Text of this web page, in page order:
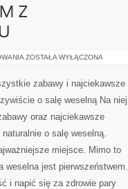
Z
DZIEŃ
WIELU
NAS
LUB
Z
NAJWAŻNIEJSZYCH
DNI
W
ŻYCIU
ZOSTAŁA WYŁĄCZONA
zabawy i najciekawsze
o salę weselną Na niej
oraz najciekawsze
o salę weselną.
miejsce. Mimo to
weselna jest pierwszeństwem.
i napić się za zdrowie pary